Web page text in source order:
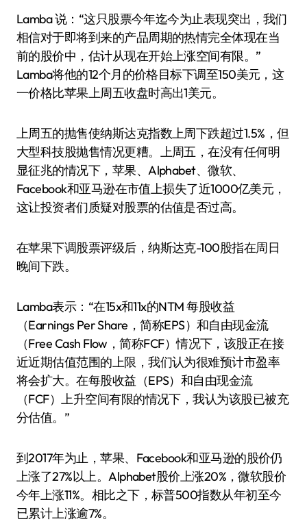
Lamba 说：“这只股票今年迄今为止表现突出，我们
相信对于即将到来的产品周期的热情完全体现在当
前的股价中，估计从现在开始上涨空间有限。”
Lamba将他的12个月的价格目标下调至150美元，这
一价格比苹果上周五收盘时高出1美元。
上周五的抛售使纳斯达克指数上周下跌超过1.5%，但
大型科技股抛售情况更糟。上周五，在没有任何明
显征兆的情况下，苹果、Alphabet、微软、
Facebook和亚马逊在市值上损失了近1000亿美元，
这让投资者们质疑对股票的估值是否过高。
在苹果下调股票评级后，纳斯达克-100股指在周日
晚间下跌。
Lamba表示：“在15x和11x的NTM 每股收益
（Earnings Per Share，简称EPS）和自由现金流
（Free Cash Flow，简称FCF）情况下，该股正在接
近近期估值范围的上限，我们认为很难预计市盈率
将会扩大。在每股收益（EPS）和自由现金流
（FCF）上升空间有限的情况下，我认为该股已被充
分估值。”
到2017年为止，苹果、Facebook和亚马逊的股价仍
上涨了27%以上。Alphabet股价上涨20%，微软股价
今年上涨11%。相比之下，标普500指数从年初至今
已累计上涨逾7%。